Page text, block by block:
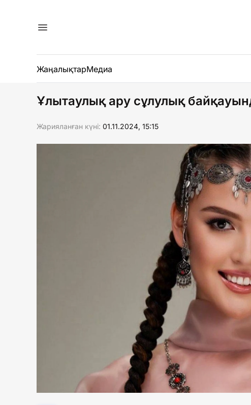
ЖаңалықтарМедиа
Ұлытаулық ару сұлулық
Жарияланған күні: 01.11.2024, 15:15